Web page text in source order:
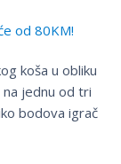
od 80KM!
koša u obliku
jednu od tri
bodova igrač